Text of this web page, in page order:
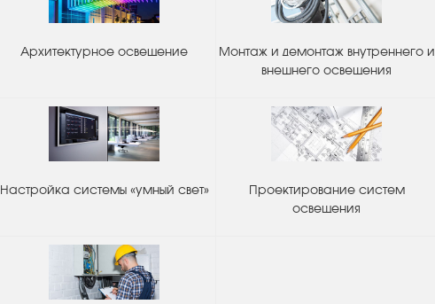
Архитектурное освещение
Монтаж и демонтаж внутреннего и
внешнего освещения
Настройка системы «умный свет»
Проектирование систем
освещения